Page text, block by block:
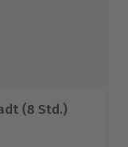
(8 Std.)